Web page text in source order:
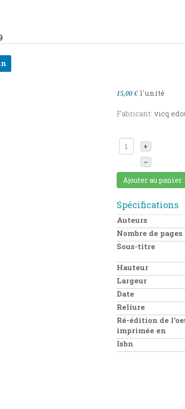
15,00 € l'unité
Fabricant: vicq
+
–
Ajouter au panier
Spécifications
Auteurs
Nombre de pages
Sous-titre
Hauteur
Largeur
Date
Reliure
Ré-édition de
imprimée en
Isbn